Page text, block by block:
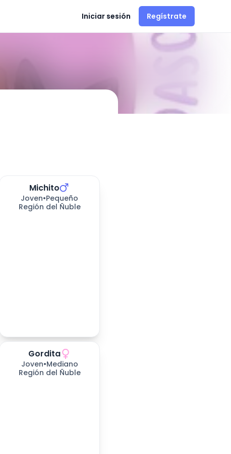
Iniciar sesión Regístrate
días esperando
Michito
Joven•Pequeño
Región del Ñuble
días esperando
Gordita
Joven•Mediano
Región del Ñuble